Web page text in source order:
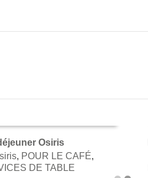
Osiris
, POUR LE CAFÉ,
DE TABLE